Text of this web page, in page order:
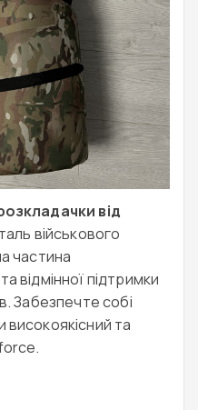
від
військового
частина
відмінної підтримки
Забезпечте собі
та